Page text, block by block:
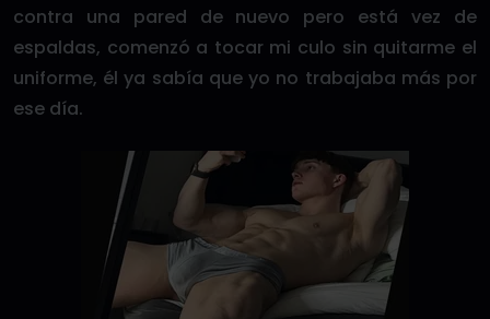
contra una pared de nuevo pero está vez de
espaldas, comenzó a tocar mi culo sin quitarme el
uniforme, él ya sabía que yo no trabajaba más por
ese día.